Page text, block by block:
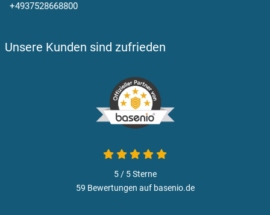
+4937528668800
Unsere Kunden sind zufrieden
5 von 5
5 / 5Sterne
59 Bewertungen auf basenio.de